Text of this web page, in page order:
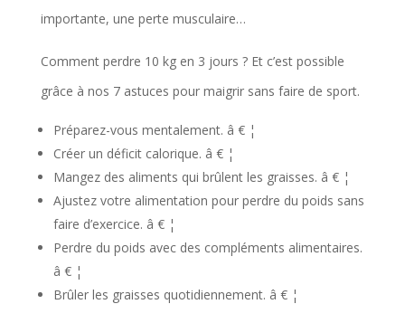
importante, une perte musculaire…
Comment perdre 10 kg en 3 jours ? Et c’est possible
grâce à nos 7 astuces pour maigrir sans faire de sport.
Préparez-vous mentalement. â € ¦
Créer un déficit calorique. â € ¦
Mangez des aliments qui brûlent les graisses. â € ¦
Ajustez votre alimentation pour perdre du poids sans
faire d’exercice. â € ¦
Perdre du poids avec des compléments alimentaires.
â € ¦
Brûler les graisses quotidiennement. â € ¦